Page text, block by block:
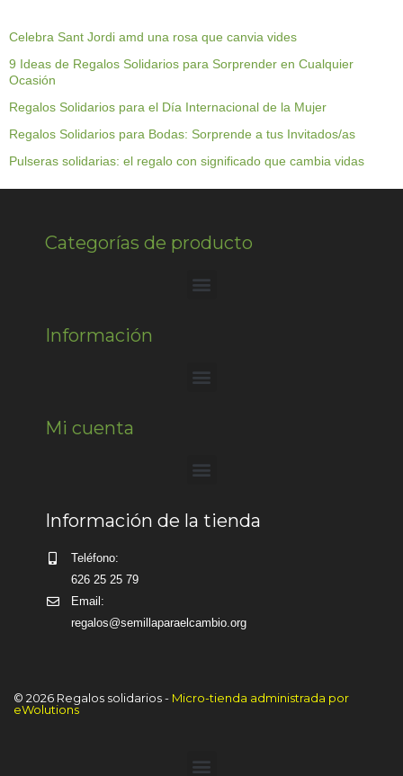
Celebra Sant Jordi amd una rosa que canvia vides
9 Ideas de Regalos Solidarios para Sorprender en Cualquier
Ocasión
Regalos Solidarios para el Día Internacional de la Mujer
Regalos Solidarios para Bodas: Sorprende a tus Invitados/as
Pulseras solidarias: el regalo con significado que cambia vidas
Categorías de producto
Información
Mi cuenta
Información de la tienda
Teléfono:
626 25 25 79
Email:
regalos@semillaparaelcambio.org
© 2026 Regalos solidarios - Micro-tienda administrada por
eWolutions